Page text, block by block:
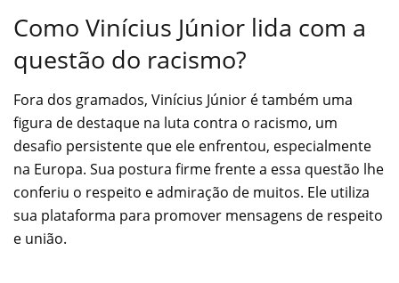
Como Vinícius Júnior lida com a
questão do racismo?
Fora dos gramados, Vinícius Júnior é também uma
figura de destaque na luta contra o racismo, um
desafio persistente que ele enfrentou, especialmente
na Europa. Sua postura firme frente a essa questão lhe
conferiu o respeito e admiração de muitos. Ele utiliza
sua plataforma para promover mensagens de respeito
e união.